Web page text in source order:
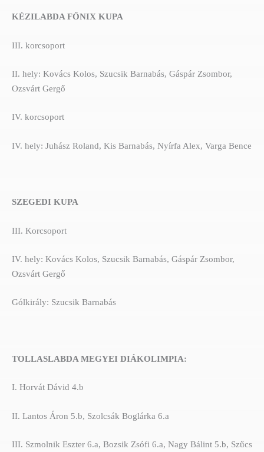
KÉZILABDA FŐNIX KUPA
III. korcsoport
II. hely: Kovács Kolos, Szucsik Barnabás, Gáspár Zsombor,
Ozsvárt Gergő
IV. korcsoport
IV. hely: Juhász Roland, Kis Barnabás, Nyírfa Alex, Varga Bence
SZEGEDI KUPA
III. Korcsoport
IV. hely: Kovács Kolos, Szucsik Barnabás, Gáspár Zsombor,
Ozsvárt Gergő
Gólkirály: Szucsik Barnabás
TOLLASLABDA MEGYEI DIÁKOLIMPIA:
I. Horvát Dávid 4.b
II. Lantos Áron 5.b, Szolcsák Boglárka 6.a
III. Szmolnik Eszter 6.a, Bozsik Zsófi 6.a, Nagy Bálint 5.b, Szűcs